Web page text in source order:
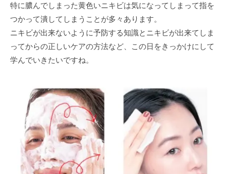
特に膿んでしまった黄色いニキビは気になってしまって指を
つかって潰してしまうことが多々あります。
ニキビが出来ないように予防する知識とニキビが出来てしま
ってからの正しいケアの方法など、この日をきっかけにして
学んでいきたいですね。